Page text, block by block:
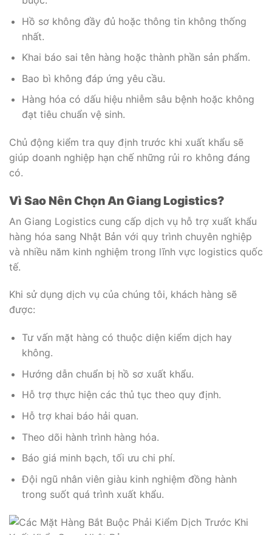
Hồ sơ không đầy đủ hoặc thông tin không thống
nhất.
Khai báo sai tên hàng hoặc thành phần sản phẩm.
Bao bì không đáp ứng yêu cầu.
Hàng hóa có dấu hiệu nhiễm sâu bệnh hoặc không
đạt tiêu chuẩn vệ sinh.
Chủ động kiểm tra quy định trước khi xuất khẩu sẽ
giúp doanh nghiệp hạn chế những rủi ro không đáng
có.
Vì Sao Nên Chọn An Giang Logistics?
An Giang Logistics cung cấp dịch vụ hỗ trợ xuất khẩu
hàng hóa sang Nhật Bản với quy trình chuyên nghiệp
và nhiều năm kinh nghiệm trong lĩnh vực logistics quốc
tế.
Khi sử dụng dịch vụ của chúng tôi, khách hàng sẽ
được:
Tư vấn mặt hàng có thuộc diện kiểm dịch hay
không.
Hướng dẫn chuẩn bị hồ sơ xuất khẩu.
Hỗ trợ thực hiện các thủ tục theo quy định.
Hỗ trợ khai báo hải quan.
Theo dõi hành trình hàng hóa.
Báo giá minh bạch, tối ưu chi phí.
Đội ngũ nhân viên giàu kinh nghiệm đồng hành
trong suốt quá trình xuất khẩu.